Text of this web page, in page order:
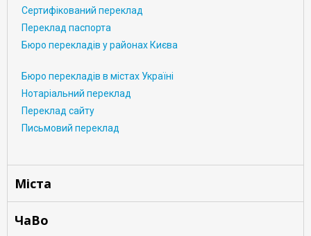
Сертифікований переклад
Переклад паспорта
Бюро перекладів у районах Києва
Бюро перекладів в містах Україні
Нотаріальний переклад
Переклад сайту
Письмовий переклад
Міста
ЧаВо